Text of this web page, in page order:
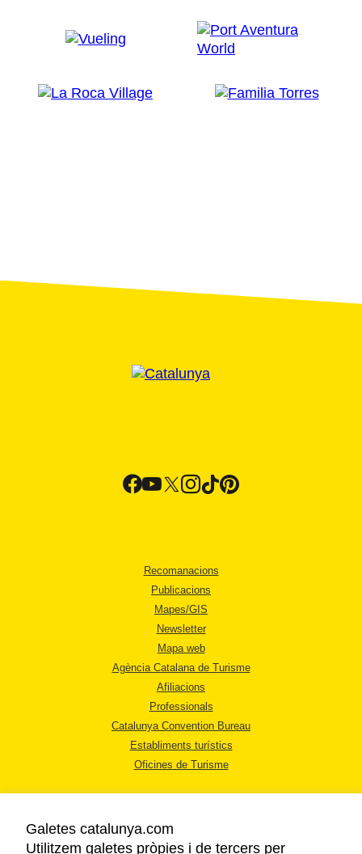
Recomanacions
Publicacions
Mapes/GIS
Newsletter
Mapa web
Agència Catalana de Turisme
Afiliacions
Professionals
Catalunya Convention Bureau
Establiments turístics
Oficines de Turisme
Galetes catalunya.com
Utilitzem galetes pròpies i de tercers per